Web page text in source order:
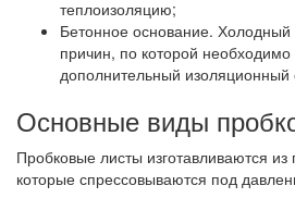
теплоизоляцию;
Бетонное основание. Холодный
причин, по которой необходимо
дополнительный изоляционный
Основные виды
Пробковые листы изготавливаются из
которые спрессовываются под